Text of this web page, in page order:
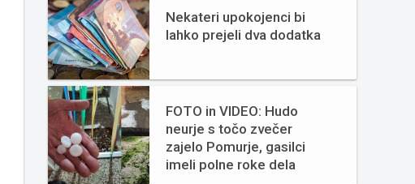
Nekateri upokojenci bi
lahko prejeli dva dodatka
FOTO in VIDEO: Hudo
neurje s točo zvečer
zajelo Pomurje, gasilci
imeli polne roke dela